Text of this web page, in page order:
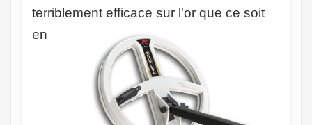
terriblement efficace sur l'or que ce soit
en